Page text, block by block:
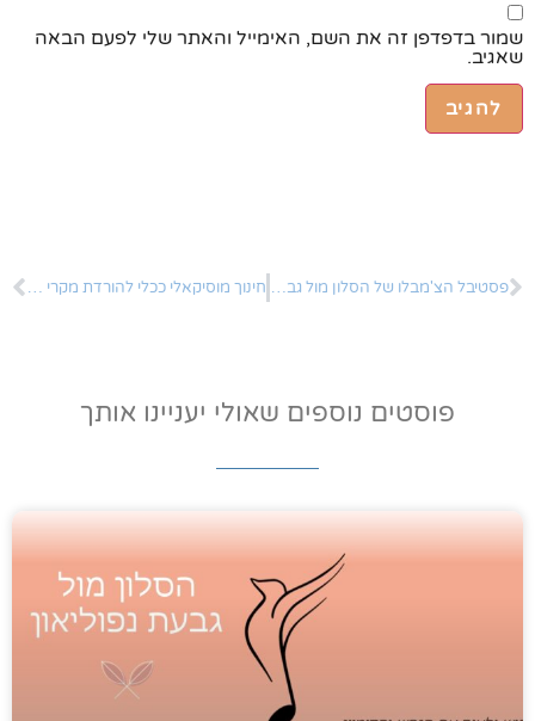
שמור בדפדפן זה את השם, האימייל והאתר שלי לפעם הבאה
שאגיב.
פסטיבל הצ'מבלו של הסלון מול גבעת נפוליאון חינוך מוסיקאלי ככלי להורדת מקרי אלימות ופשיעה בקרב בני נוער
פוסטים נוספים שאולי יעניינו אותך